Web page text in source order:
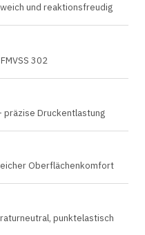
und reaktionsfreudig
302
präzise Druckentlastung
Oberflächenkomfort
punktelastisch